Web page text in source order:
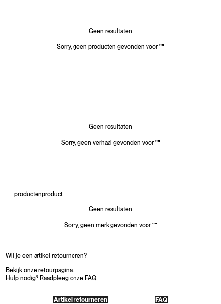
Geen resultaten
Sorry, geen producten gevonden voor ""
Geen resultaten
Sorry, geen verhaal gevonden voor ""
productenproduct
Geen resultaten
Sorry, geen merk gevonden voor ""
Wil je een artikel retourneren?
Bekijk onze retourpagina.
Hulp nodig? Raadpleeg onze FAQ.
Artikel retourneren FAQ